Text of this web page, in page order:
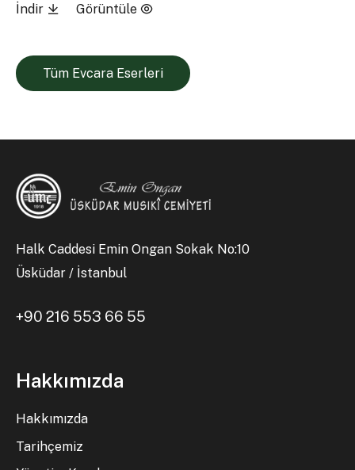
İndir Görüntüle
Tüm Evcara Eserleri
Halk Caddesi Emin Ongan Sokak No:10
Üsküdar / İstanbul
+90 216 553 66 55
Hakkımızda
Hakkımızda
Tarihçemiz